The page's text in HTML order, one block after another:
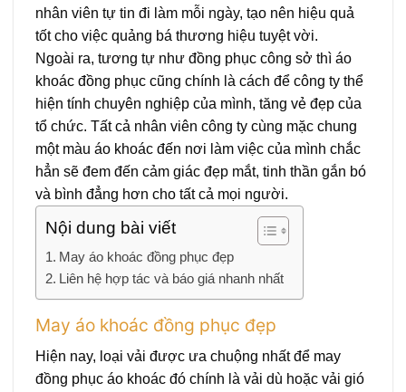
nhân viên tự tin đi làm mỗi ngày, tạo nên hiệu quả
tốt cho việc quảng bá thương hiệu tuyệt vời.
Ngoài ra, tương tự như đồng phục công sở thì áo
khoác đồng phục cũng chính là cách để công ty thể
hiện tính chuyên nghiệp của mình, tăng vẻ đẹp của
tổ chức. Tất cả nhân viên công ty cùng mặc chung
một màu áo khoác đến nơi làm việc của mình chắc
hẳn sẽ đem đến cảm giác đẹp mắt, tinh thần gắn bó
và bình đẳng hơn cho tất cả mọi người.
Nội dung bài viết
May áo khoác đồng phục đẹp
Liên hệ hợp tác và báo giá nhanh nhất
May áo khoác đồng phục đẹp
Hiện nay, loại vải được ưa chuộng nhất để may
đồng phục áo khoác đó chính là vải dù hoặc vải gió